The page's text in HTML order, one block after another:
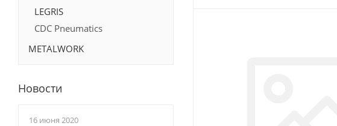
LEGRIS
CDC Pneumatics
METALWORK
Новости
16 июня 2020